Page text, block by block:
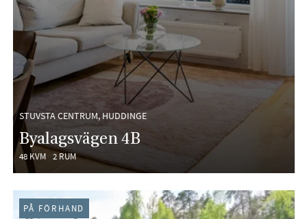
STUVSTA CENTRUM, HUDDINGE
Byalagsvägen 4B
48 KVM 2 RUM
PÅ FÖRHAND